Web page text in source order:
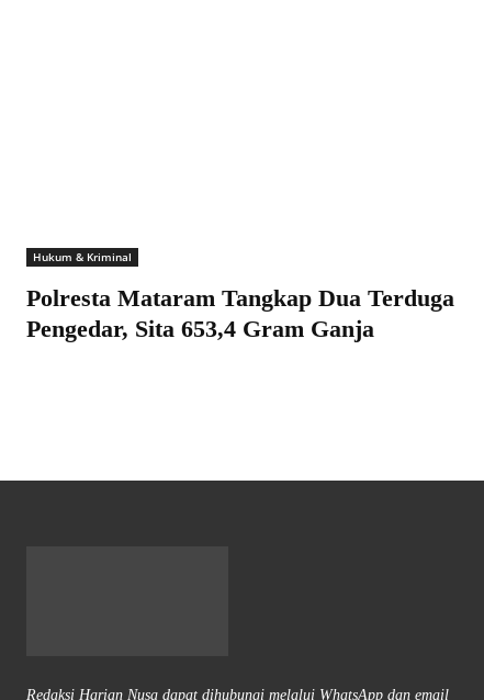
Hukum & Kriminal
Polresta Mataram Tangkap Dua Terduga
Pengedar, Sita 653,4 Gram Ganja
Redaksi Harian Nusa dapat dihubungi melalui WhatsApp dan email